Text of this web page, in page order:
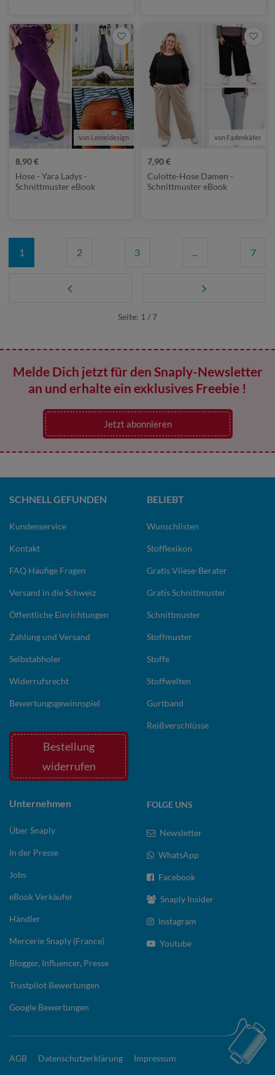
von Lemeldesign
8,90 €
Hose - Yara Ladys -
Schnittmuster eBook
von Fadenkäfer
7,90 €
Culotte-Hose Damen -
Schnittmuster eBook
1 2 3 ... 7
Seite: 1 / 7
Melde Dich jetzt für den Snaply-Newsletter
an und erhalte ein exklusives Freebie !
Jetzt abonnieren
SCHNELL GEFUNDEN
Kundenservice
Kontakt
FAQ Häufige Fragen
Versand in die Schweiz
Öffentliche Einrichtungen
Zahlung und Versand
Selbstabholer
Widerrufsrecht
Bewertungsgewinnspiel
Bestellung
widerrufen
BELIEBT
Wunschlisten
Stofflexikon
Gratis Vliese-Berater
Gratis Schnittmuster
Schnittmuster
Stoffmuster
Stoffe
Stoffwelten
Gurtband
Reißverschlüsse
Unternehmen
Über Snaply
In der Presse
Jobs
eBook Verkäufer
Händler
Mercerie Snaply (France)
Blogger, Influencer, Presse
Trustpilot Bewertungen
Google Bewertungen
FOLGE UNS
Newsletter
WhatsApp
Facebook
Snaply Insider
Instagram
Youtube
AGB Datenschutzerklärung Impressum